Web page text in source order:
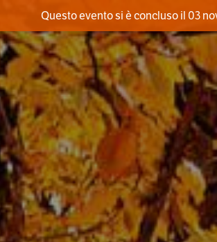
Questo evento si è concluso il 03